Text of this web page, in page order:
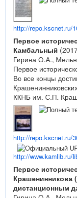
http://repo.kscnet.ru/
Первое
Камбальный
Гирина О.А.,
Первое
Во все концы
ККНБ им. С.П.
http://repo.kscnet.ru/
http://www.kamlib.ru/
Первое
Крашенинникова
дистанционным